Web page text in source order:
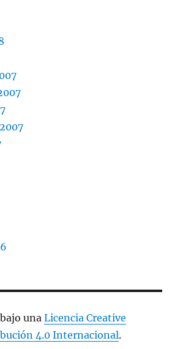
unaLicencia Creative
4.0 Internacional.